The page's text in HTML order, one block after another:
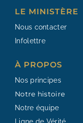
LE MINISTÈRE
Nous contacter
Infolettre
À PROPOS
Nos principes
Notre histoire
Notre équipe